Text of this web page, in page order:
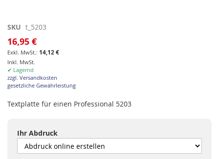
Zum
der
Bildgalerie
springen
SKU t_5203
16,95 €
14,12 €
Inkl. MwSt.
✔ Lagernd
zzgl. Versandkosten
gesetzliche Gewährleistung
Textplatte für einen Professional 5203
Ihr Abdruck